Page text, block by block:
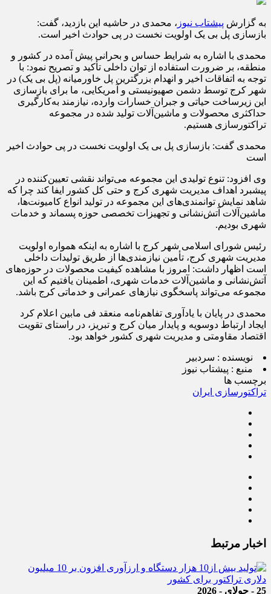
به گزارش پیشتاب نیوز ، محمدی در حاشیه این بازدید، گفت:
بازسازی پل بی یک اولویت نخست در پی حوادث اخیر است.
محمدی با اشاره به شرایط حساس و بحرانی پیش آمده در کشور و
منطقه، بر ضرورت استفاده از توان داخلی تأکید و تصریح نمود: با
توجه به اتفاقات اخیر و انهدام بزرگترین پل خاورمیانه (پل بی یک) در
شهر کرج توسط دشمن صهیونیستی و آمریکایی، ما برای بازسازی
این زیرساخت حیاتی و جبران خسارات وارده، نیازمند به‌کارگیری
حداکثری محصولات و ماشین‌آلات تولید شده در مجموعه
تراکتورسازی هستیم.
محمدی گفت: بازسازی پل بی یک اولویت نخست در پی حوادث اخیر
است
وی افزود: تنوع تولیدی این مجموعه می‌تواند نقشی تعیین‌کننده در
پیشبرد اهداف مدیریت شهری کرج و حتی کل کشور ایفا کند چرا که
شاهد نمایش توانمندی‌های این مجموعه در تولید انواع کامیونت‌ها،
ماشین‌آلات آتش‌نشانی و تجهیزات تخصصی حوزه پسماند و خدمات
شهری بودیم.
رئیس شورای اسلامی شهر کرج با اشاره به اینکه همواره اولویت
مدیریت شهری کرج، تأمین نیازمندی‌ها از طریق تولیدات داخلی
است اظهار داشت: امروز با مشاهده کیفیت محصولات در حوزه‌های
آتش‌نشانی و ماشین‌آلات خدمات شهری، اطمینان یافتیم که این
مجموعه می‌تواند پاسخگوی نیازهای عمرانی و خدماتی کرج باشد.
محمدی در پایان با یادآوری تفاهم‌نامه‌ منعقد فی مابین اعلام کرد
ایجاد ارتباط دوسویه و پایدار میان کرج و تبریز، در راستای تقویت
اقتصاد مقاومتی و مدیریت شهری کشور خواهد بود.
نویسنده : سردبیر
منبع : پیشتاب نیوز
برچسب ها
تراکتورسازی ایران
اخبار مرتبط
25 - جولای - 2026